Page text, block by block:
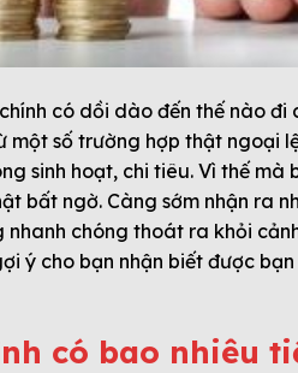
có dồi dào đến thế nào đi
một số trường hợp thật ngoại
sinh hoạt, chi tiêu. Vì thế
bất ngờ. Càng sớm nhận ra
chóng thoát ra khỏi
ý cho bạn nhận biết được
có bao nhiêu